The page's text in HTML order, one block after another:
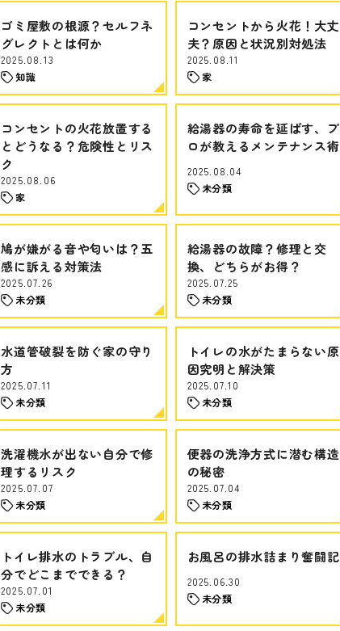
ゴミ屋敷の根源？セルフネ
グレクトとは何か
2025.08.13
知識
コンセントから火花！大丈
夫？原因と状況別対処法
2025.08.11
家
コンセントの火花放置する
とどうなる？危険性とリス
ク
2025.08.06
家
給湯器の寿命を延ばす、プ
ロが教えるメンテナンス術
2025.08.04
未分類
鳩が嫌がる音や匂いは？五
感に訴える対策法
2025.07.26
未分類
給湯器の故障？修理と交
換、どちらがお得？
2025.07.25
未分類
水道管破裂を防ぐ家の守り
方
2025.07.11
未分類
トイレの水がたまらない原
因究明と解決策
2025.07.10
未分類
洗濯機水が出ない自分で修
理するリスク
2025.07.07
未分類
便器の洗浄方式に潜む構造
の秘密
2025.07.04
未分類
トイレ排水のトラブル、自
分でどこまでできる？
2025.07.01
未分類
お風呂の排水詰まり奮闘記
2025.06.30
未分類